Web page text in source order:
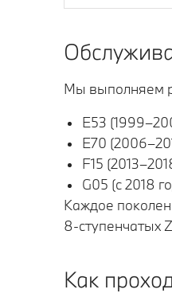
Мы выполняем
E53
E70
F15
G05 (с 2018
Каждое
8‑ступенчатых
Как